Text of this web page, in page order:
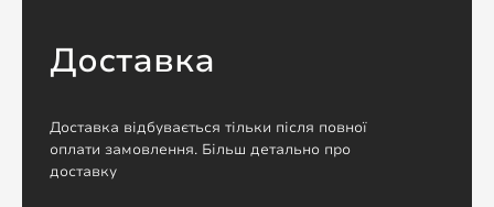
Доставка
Доставка відбувається тільки після повної
оплати замовлення. Більш детально про
доставку